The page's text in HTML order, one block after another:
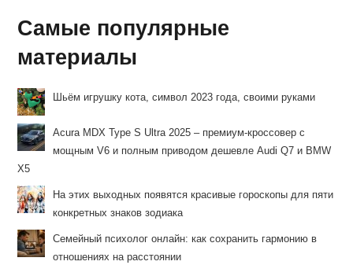
Самые популярные
материалы
Шьём игрушку кота, символ 2023 года, своими руками
Acura MDX Type S Ultra 2025 – премиум-кроссовер с
мощным V6 и полным приводом дешевле Audi Q7 и BMW
X5
На этих выходных появятся красивые гороскопы для пяти
конкретных знаков зодиака
Семейный психолог онлайн: как сохранить гармонию в
отношениях на расстоянии